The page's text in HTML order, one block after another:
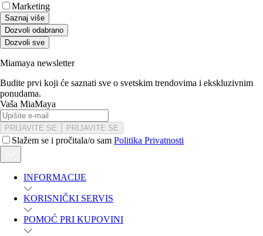
Marketing
Saznaj više
Dozvoli odabrano
Dozvoli sve
Miamaya newsletter
Budite prvi koji će saznati sve o svetskim trendovima i ekskluzivnim
ponudama.
Vaša MiaMaya
PRIJAVITE SE PRIJAVITE SE
Slažem se i pročitala/o sam Politika Privatnosti
INFORMACIJE
KORISNIČKI SERVIS
POMOĆ PRI KUPOVINI